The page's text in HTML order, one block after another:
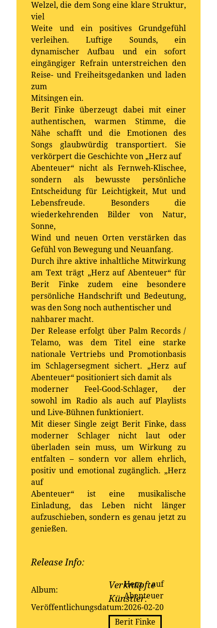
Welzel, die dem Song eine klare Struktur,
viel
Weite und ein positives Grundgefühl
verleihen. Luftige Sounds, ein
dynamischer Aufbau und ein sofort
eingängiger Refrain unterstreichen den
Reise- und Freiheitsgedanken und laden
zum
Mitsingen ein.
Berit Finke überzeugt dabei mit einer
authentischen, warmen Stimme, die
Nähe schafft und die Emotionen des
Songs glaubwürdig transportiert. Sie
verkörpert die Geschichte von „Herz auf
Abenteuer“ nicht als Fernweh-Klischee,
sondern als bewusste persönliche
Entscheidung für Leichtigkeit, Mut und
Lebensfreude. Besonders die
wiederkehrenden Bilder von Natur,
Sonne,
Wind und neuen Orten verstärken das
Gefühl von Bewegung und Neuanfang.
Durch ihre aktive inhaltliche Mitwirkung
am Text trägt „Herz auf Abenteuer“ für
Berit Finke zudem eine besondere
persönliche Handschrift und Bedeutung,
was den Song noch authentischer und
nahbarer macht.
Der Release erfolgt über Palm Records /
Telamo, was dem Titel eine starke
nationale Vertriebs und Promotionbasis
im Schlagersegment sichert. „Herz auf
Abenteuer“ positioniert sich damit als
moderner Feel-Good-Schlager, der
sowohl im Radio als auch auf Playlists
und Live-Bühnen funktioniert.
Mit dieser Single zeigt Berit Finke, dass
moderner Schlager nicht laut oder
überladen sein muss, um Wirkung zu
entfalten – sondern vor allem ehrlich,
positiv und emotional zugänglich. „Herz
auf
Abenteuer“ ist eine musikalische
Einladung, das Leben nicht länger
aufzuschieben, sondern es genau jetzt zu
genießen.
Release Info:
Album:
Herz auf
Abenteuer
Veröffentlichungsdatum:2026-02-20
Verknüpfte
Künstler:
Berit Finke